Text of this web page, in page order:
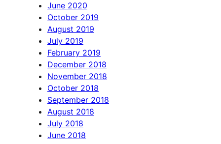
June 2020
October 2019
August 2019
July 2019
February 2019
December 2018
November 2018
October 2018
September 2018
August 2018
July 2018
June 2018